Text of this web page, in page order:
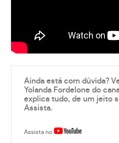
Ainda está com dúvida?
Yolanda Fordelone do
explica tudo, de um jeito
Assista.
Assista no